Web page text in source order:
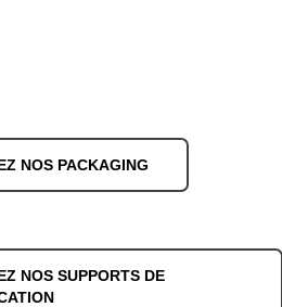
NOS PACKAGING
NOS SUPPORTS DE